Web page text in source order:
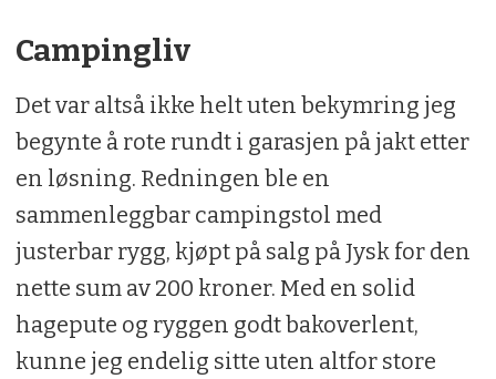
Campingliv
Det var altså ikke helt uten bekymring jeg
begynte å rote rundt i garasjen på jakt etter
en løsning. Redningen ble en
sammenleggbar campingstol med
justerbar rygg, kjøpt på salg på Jysk for den
nette sum av 200 kroner. Med en solid
hagepute og ryggen godt bakoverlent,
kunne jeg endelig sitte uten altfor store